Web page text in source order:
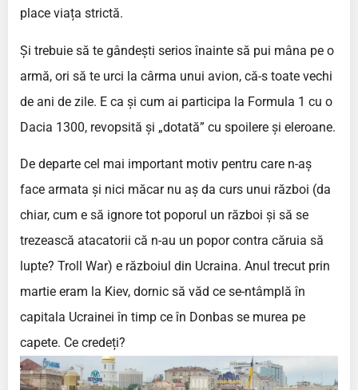
place viața strictă.
Și trebuie să te gândești serios înainte să pui mâna pe o
armă, ori să te urci la cârma unui avion, că-s toate vechi
de ani de zile. E ca și cum ai participa la Formula 1 cu o
Dacia 1300, revopsită și „dotată” cu spoilere și eleroane.
De departe cel mai important motiv pentru care n-aș
face armata și nici măcar nu aș da curs unui război (da
chiar, cum e să ignore tot poporul un război și să se
trezească atacatorii că n-au un popor contra căruia să
lupte? Troll War) e războiul din Ucraina. Anul trecut prin
martie eram la Kiev, dornic să văd ce se-ntâmplă în
capitala Ucrainei în timp ce în Donbas se murea pe
capete. Ce credeți?